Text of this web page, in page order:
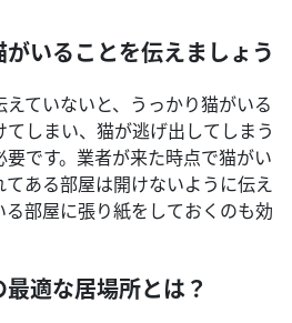
いることを伝えましょう
ていないと、うっかり猫がいる
しまい、猫が逃げ出してしまう
です。業者が来た時点で猫がい
ある部屋は開けないように伝え
部屋に張り紙をしておくのも効
適な居場所とは？